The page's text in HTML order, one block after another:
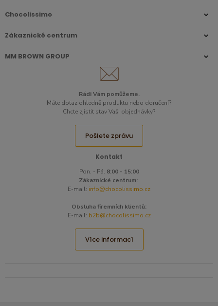
Chocolissimo
Zákaznické centrum
MM BROWN GROUP
Kontakt
Pon. - Pá. 8:00 - 15:00
Zákaznické centrum:
E-mail: info@chocolissimo.cz
Obsluha firemních klientů:
E-mail: b2b@chocolissimo.cz
Více informací
Rádi Vám pomůžeme.
Máte dotaz ohledně produktu nebo doručení?
Chcte zjistit stav Vaši objednávky?
Pošlete zprávu